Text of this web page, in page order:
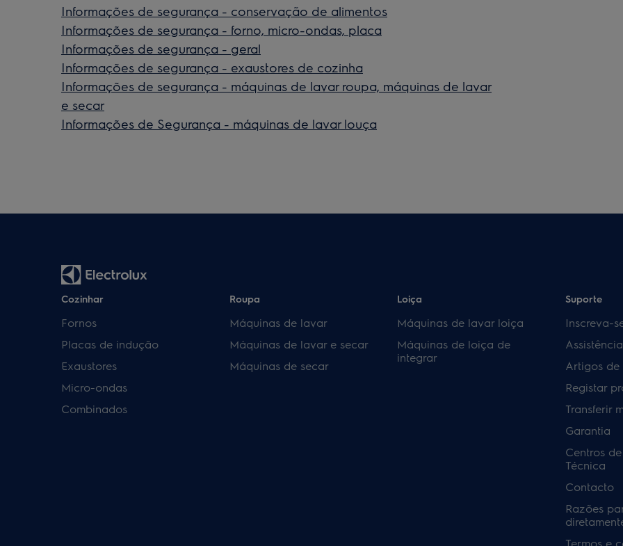
Informações de segurança - conservação de alimentos
Informações de segurança - forno, micro-ondas, placa
Informações de segurança - geral
Informações de segurança - exaustores de cozinha
Informações de segurança - máquinas de lavar roupa, máquinas de lavar
e secar
Informações de Segurança - máquinas de lavar louça
Cozinhar
Fornos
Placas de indução
Exaustores
Micro-ondas
Combinados
Roupa
Máquinas de lavar
Máquinas de lavar e secar
Máquinas de secar
Loiça
Máquinas de lavar loiça
Máquinas de loiça de
integrar
Suporte
Inscreva-
Artigos de
Registar
Transferir
Garantia
Centros
Técnica
Contacto
Razões
Termos e